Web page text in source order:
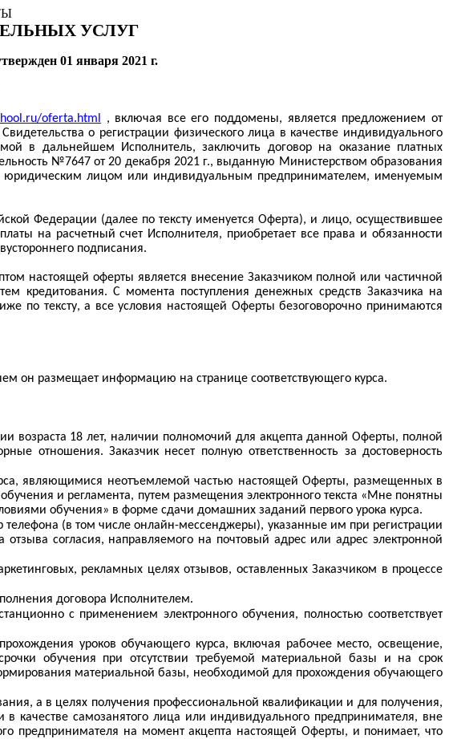
УСЛУГ
01 января 2021 г.
oferta.html
, включая все его поддомены, является предложением от
о регистрации физического лица в качестве индивидуального
в дальнейшем Исполнитель, заключить договор на оказание платных
№7647 от 20 декабря 2021 г., выданную Министерством образования
юридическим лицом или индивидуальным предпринимателем, именуемым
Федерации (далее по тексту именуется Оферта), и лицо, осуществившее
на расчетный счет Исполнителя, приобретает все права и обязанности
подписания.
настоящей оферты является внесение Заказчиком полной или частичной
кредитования. С момента поступления денежных средств Заказчика на
по тексту, а все условия настоящей Оферты безоговорочно принимаются
он размещает информацию на странице соответствующего курса.
возраста 18 лет, наличии полномочий для акцепта данной Оферты, полной
отношения. Заказчик несет полную ответственность за достоверность
являющимися неотъемлемой частью настоящей Оферты, размещенных в
и регламента, путем размещения электронного текста «Мне понятны
обучения» в форме сдачи домашних заданий первого урока курса.
(в том числе онлайн-мессенджеры), указанные им при регистрации
согласия, направляемого на почтовый адрес или адрес электронной
рекламных целях отзывов, оставленных Заказчиком в процессе
договора Исполнителем.
с применением электронного обучения, полностью соответствует
уроков обучающего курса, включая рабочее место, освещение,
обучения при отсутствии требуемой материальной базы и на срок
материальной базы, необходимой для прохождения обучающего
а в целях получения профессиональной квалификации и для получения,
качестве самозанятого лица или индивидуального предпринимателя, вне
предпринимателя на момент акцепта настоящей Оферты, и понимает, что